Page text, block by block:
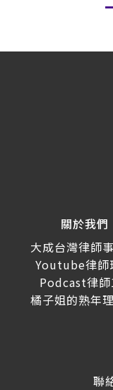
關於我們
大成台灣律師
Youtube律師
Podcast律
橘子姐的熟年
聯